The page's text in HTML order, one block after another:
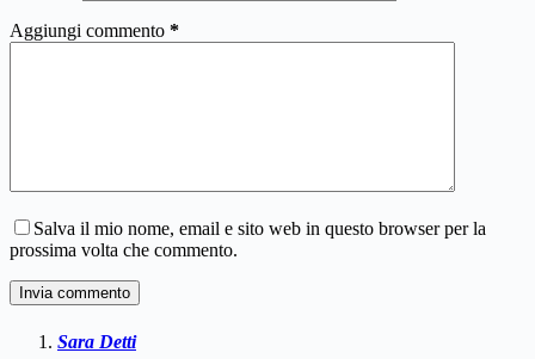
Aggiungi commento *
Salva il mio nome, email e sito web in questo browser per la
prossima volta che commento.
Invia commento
Sara Detti